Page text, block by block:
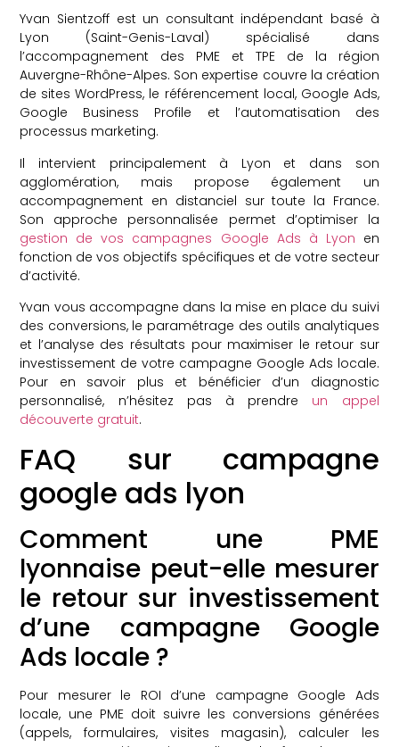
Yvan Sientzoff est un consultant indépendant basé à
Lyon (Saint-Genis-Laval) spécialisé dans
l’accompagnement des PME et TPE de la région
Auvergne-Rhône-Alpes. Son expertise couvre la création
de sites WordPress, le référencement local, Google Ads,
Google Business Profile et l’automatisation des
processus marketing.
Il intervient principalement à Lyon et dans son
agglomération, mais propose également un
accompagnement en distanciel sur toute la France.
Son approche personnalisée permet d’optimiser la
gestion de vos campagnes Google Ads à Lyon en
fonction de vos objectifs spécifiques et de votre secteur
d’activité.
Yvan vous accompagne dans la mise en place du suivi
des conversions, le paramétrage des outils analytiques
et l’analyse des résultats pour maximiser le retour sur
investissement de votre campagne Google Ads locale.
Pour en savoir plus et bénéficier d’un diagnostic
personnalisé, n’hésitez pas à prendre un appel
découverte gratuit.
FAQ sur campagne
google ads lyon
Comment une PME
lyonnaise peut-elle mesurer
le retour sur investissement
d’une campagne Google
Ads locale ?
Pour mesurer le ROI d’une campagne Google Ads
locale, une PME doit suivre les conversions générées
(appels, formulaires, visites magasin), calculer les